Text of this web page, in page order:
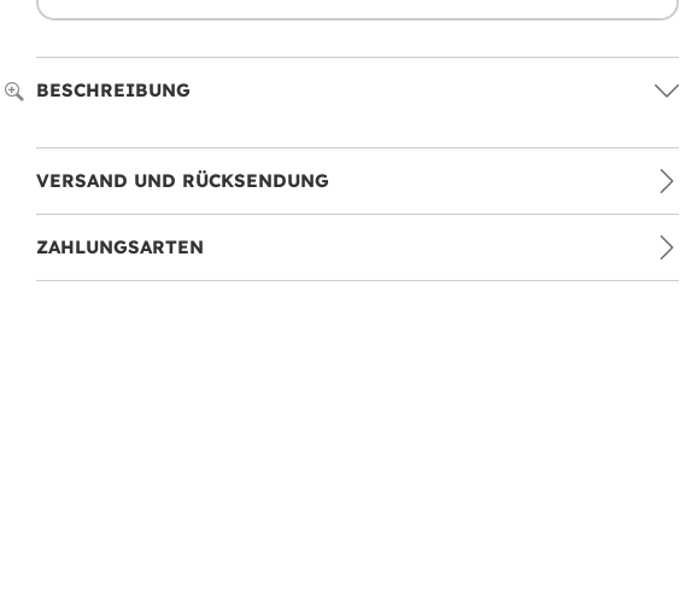
BESCHREIBUNG
VERSAND UND RÜCKSENDUNG
ZAHLUNGSARTEN